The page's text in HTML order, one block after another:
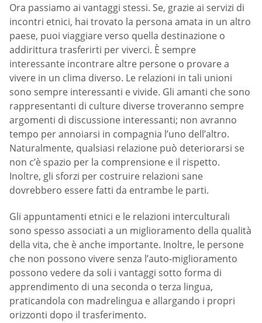
Ora passiamo ai vantaggi stessi. Se, grazie ai servizi di
incontri etnici, hai trovato la persona amata in un altro
paese, puoi viaggiare verso quella destinazione o
addirittura trasferirti per viverci. È sempre
interessante incontrare altre persone o provare a
vivere in un clima diverso. Le relazioni in tali unioni
sono sempre interessanti e vivide. Gli amanti che sono
rappresentanti di culture diverse troveranno sempre
argomenti di discussione interessanti; non avranno
tempo per annoiarsi in compagnia l’uno dell’altro.
Naturalmente, qualsiasi relazione può deteriorarsi se
non c’è spazio per la comprensione e il rispetto.
Inoltre, gli sforzi per costruire relazioni sane
dovrebbero essere fatti da entrambe le parti.
Gli appuntamenti etnici e le relazioni interculturali
sono spesso associati a un miglioramento della qualità
della vita, che è anche importante. Inoltre, le persone
che non possono vivere senza l’auto-miglioramento
possono vedere da soli i vantaggi sotto forma di
apprendimento di una seconda o terza lingua,
praticandola con madrelingua e allargando i propri
orizzonti dopo il trasferimento.